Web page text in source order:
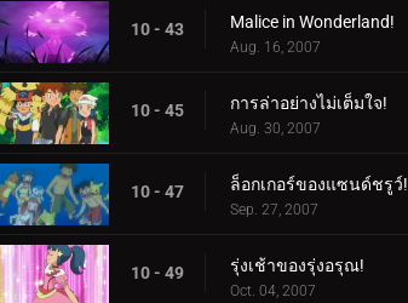
10 - 43 Malice in Wonderland!
Aug. 16, 2007
10 - 45 การล่าอย่างไม่เต็มใจ!
Aug. 30, 2007
10 - 47 ล็อกเกอร์ของแซนด์ชรูว์!
Sep. 27, 2007
10 - 49 รุ่งเช้าของรุ่งอรุณ!
Oct. 04, 2007